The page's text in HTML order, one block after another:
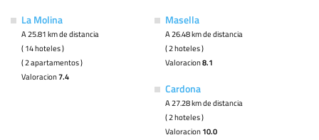
La Molina
A 25.81 km de distancia
( 14 hoteles )
( 2 apartamentos )
Valoracion7.4
Masella
A 26.48 km de distancia
( 2 hoteles )
Valoracion8.1
Cardona
A 27.28 km de distancia
( 2 hoteles )
Valoracion 10.0